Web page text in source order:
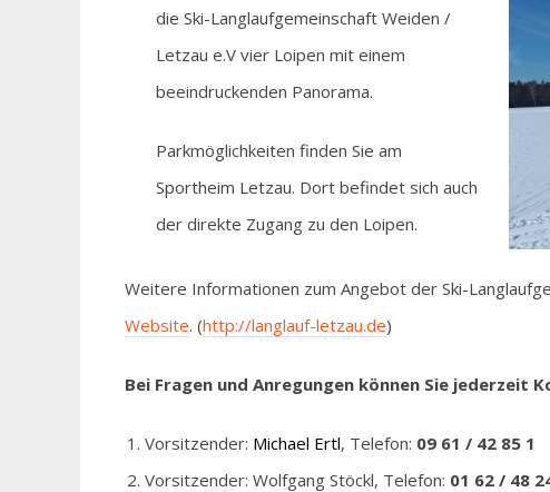
die Ski-Langlaufgemeinschaft Weiden /
Letzau e.V vier Loipen mit einem
beeindruckenden Panorama.
Parkmöglichkeiten finden Sie am
Sportheim Letzau. Dort befindet sich auch
der direkte Zugang zu den Loipen.
Weitere Informationen zum Angebot der Ski-
Website. (http://langlauf-letzau.de)
Bei Fragen und Anregungen können Sie jederzeit
Vorsitzender: Michael Ertl, Telefon: 09 61 / 42 85 1
Vorsitzender: Wolfgang Stöckl, Telefon: 01 62 / 48